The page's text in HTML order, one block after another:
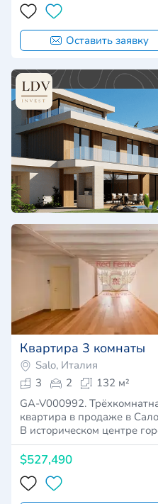
Оставить заявку
Квартира 3 комнаты
Salo, Италия
3
2
132 м²
GA-V000992.
квартира в продаже в
В историческом центре
$527,490